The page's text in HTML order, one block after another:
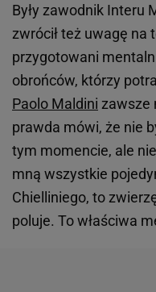
Były zawodnik Interu
zwrócił też uwagę na
przygotowani
obrońców, którzy
Paolo Maldini zawsze
prawda mówi, że nie
tym momencie, ale
mną wszystkie
Chielliniego, to
poluje. To właściwa